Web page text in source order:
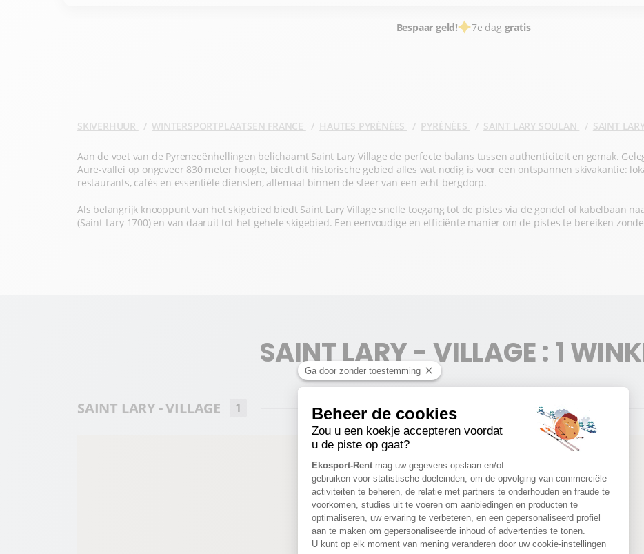
Bespaar geld! 7e dag gratis
SKIVERHUUR WINTERSPORTPLAATSEN FRANCE HAUTES PYRÉNÉES PYRÉNÉES SAINT LARY SOULAN SAINT
Aan de voet van de Pyreneeënhellingen belichaamt Saint Lary Village de perfecte balans tussen authenticiteit en gemak.
Aure-vallei op ongeveer 830 meter hoogte, biedt dit historische gebied alles wat nodig is voor een ontspannen skivakantie:
restaurants, cafés en essentiële diensten, allemaal binnen de sfeer van een echt bergdorp.
Als belangrijk knooppunt van het skigebied biedt Saint Lary Village snelle toegang tot de pistes via de gondel of kabelbaan
(Saint Lary 1700) en van daaruit tot het gehele skigebied. Een eenvoudige en efficiënte manier om de pistes te bereiken
SAINT LARY - VILLAGE : 1
SAINT LARY - VILLAGE 1